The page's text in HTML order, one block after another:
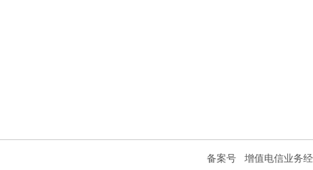
备案号 增值电信业务